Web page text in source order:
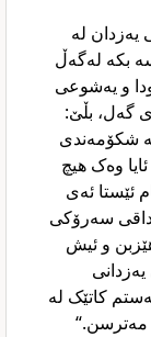
لە
بکە لەگەڵ
و یەشوعی
گەل، بڵێ:
شکۆمەندی
وەک هیچ
ئێستا ئەی
سەرۆکی
و ئیش
کاتێک لە
مەترسن.“